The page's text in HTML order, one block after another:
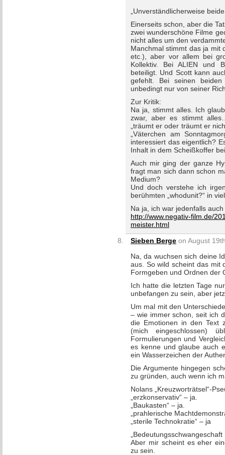
„Unverständlicherweise
Einerseits schon, aber die
zwei wunderschöne Filme
nicht alles um den
Manchmal stimmt das ja mit
etc.), aber vor allem bei
Kollektiv. Bei ALIEN und
beteiligt. Und Scott kann
gefehlt. Bei seinen
unbedingt nur von seiner
Zur Kritik:
Na ja, stimmt alles. Ich
zwar, aber es stimmt
„träumt er oder träumt er
„Väterchen am
interessiert das eigentlich?
Inhalt in dem Scheißkoffer
Auch mir ging der ganze
fragt man sich dann schon
Medium?
Und doch verstehe ich
berühmten „whodunit?“ in
Na ja, ich war jedenfalls
http://www.negativ-film.de/
meister.html
Sieben Berge on August
Na, da wuchsen sich deine
aus. So wild scheint das mit
Formgeben und Ordnen der
Ich hatte die letzten Tage
unbefangen zu sein, aber
Um mal mit den
– wie immer schon, seit ich
die Emotionen in den Text
(mich eingeschlossen)
Formulierungen und
es kenne und glaube auch
ein Wasserzeichen der
Die Argumente hingegen
zu gründen, auch wenn ich
Nolans „Kreuzworträtsel“-
„erzkonservativ“ – ja.
„Baukasten“ – ja.
„prahlerische
„sterile Technokratie“ – ja
Aber mir scheint es eher
zu sein.